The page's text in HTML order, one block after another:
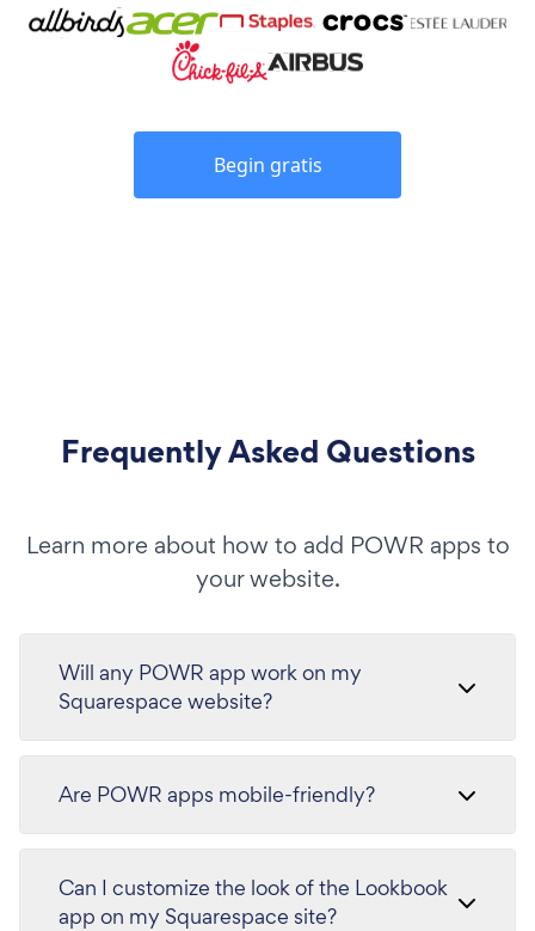
Begin gratis
Frequently Asked Questions
Learn more about how to add POWR apps to
your website.
Will any POWR app work on my
Squarespace website?
Are POWR apps mobile-friendly?
Can I customize the look of the Lookbook
app on my Squarespace site?